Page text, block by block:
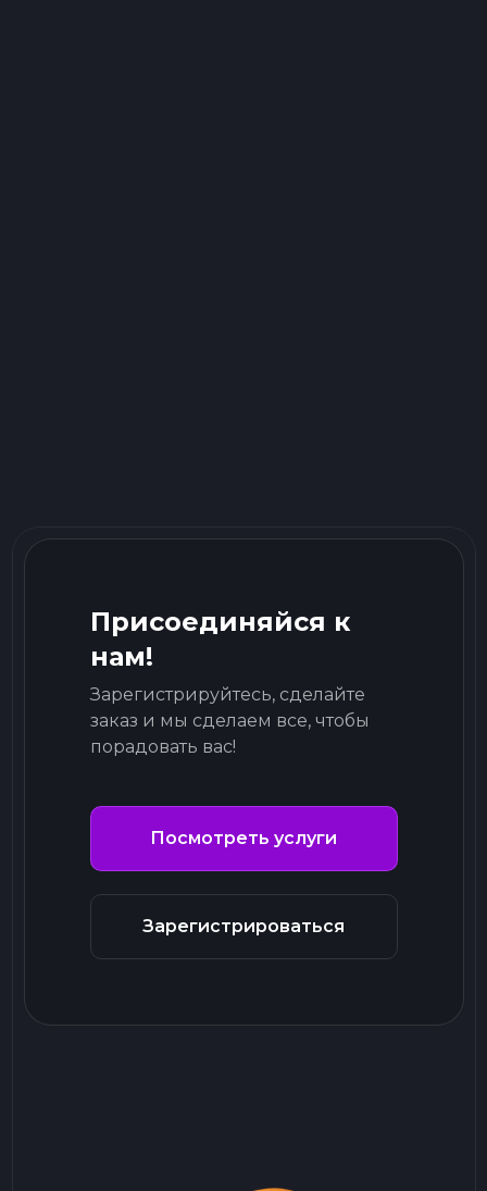
Присоединяйся к
нам!
Зарегистрируйтесь, сделайте
заказ и мы сделаем все, чтобы
порадовать вас!
Посмотреть услуги
Зарегистрироваться